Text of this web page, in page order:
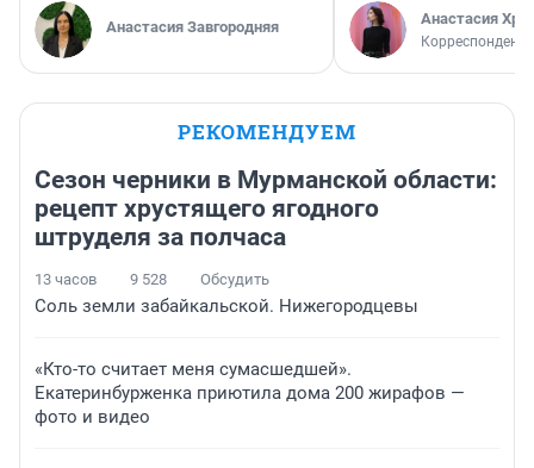
Анастасия Завгородняя Анастасия
Корреспондент
РЕКОМЕНДУЕМ
Сезон черники в Мурманской области:
рецепт хрустящего ягодного
штруделя за полчаса
13 часов 9 528 Обсудить
Соль земли забайкальской. Нижегородцевы
«Кто-то считает меня сумасшедшей».
Екатеринбурженка приютила дома 200 жирафов —
фото и видео